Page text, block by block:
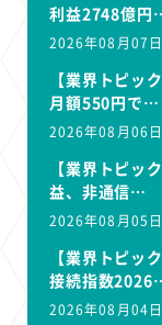
利益2748億円
2026年08月07日
【業界トピッ
月額550円で…
2026年08月06日
【業界トピッ
益、非通信…
2026年08月05日
【業界トピッ
接続指数
2026年08月04日